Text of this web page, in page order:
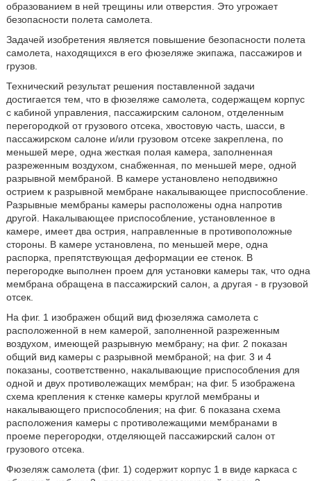
образованием в ней трещины или отверстия. Это угрожает
безопасности полета самолета.
Задачей изобретения является повышение безопасности полета
самолета, находящихся в его фюзеляже экипажа, пассажиров и
грузов.
Технический результат решения поставленной задачи
достигается тем, что в фюзеляже самолета, содержащем корпус
с кабиной управления, пассажирским салоном, отделенным
перегородкой от грузового отсека, хвостовую часть, шасси, в
пассажирском салоне и/или грузовом отсеке закреплена, по
меньшей мере, одна жесткая полая камера, заполненная
разреженным воздухом, снабженная, по меньшей мере, одной
разрывной мембраной. В камере установлено неподвижно
острием к разрывной мембране накалывающее приспособление.
Разрывные мембраны камеры расположены одна напротив
другой. Накалывающее приспособление, установленное в
камере, имеет два острия, направленные в противоположные
стороны. В камере установлена, по меньшей мере, одна
распорка, препятствующая деформации ее стенок. В
перегородке выполнен проем для установки камеры так, что одна
мембрана обращена в пассажирский салон, а другая - в грузовой
отсек.
На фиг. 1 изображен общий вид фюзеляжа самолета с
расположенной в нем камерой, заполненной разреженным
воздухом, имеющей разрывную мембрану; на фиг. 2 показан
общий вид камеры с разрывной мембраной; на фиг. 3 и 4
показаны, соответственно, накалывающие приспособления для
одной и двух противолежащих мембран; на фиг. 5 изображена
схема крепления к стенке камеры круглой мембраны и
накалывающего приспособления; на фиг. 6 показана схема
расположения камеры с противолежащими мембранами в
проеме перегородки, отделяющей пассажирский салон от
грузового отсека.
Фюзеляж самолета (фиг. 1) содержит корпус 1 в виде каркаса с